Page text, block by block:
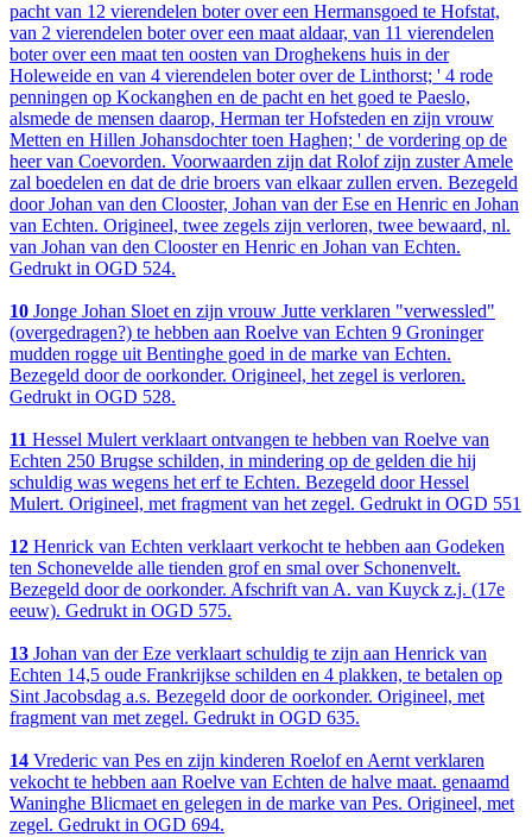
pacht van 12 vierendelen boter over een Hermansgoed te Hofstat,
van 2 vierendelen boter over een maat aldaar, van 11 vierendelen
boter over een maat ten oosten van Droghekens huis in der
Holeweide en van 4 vierendelen boter over de Linthorst; ' 4 rode
penningen op Kockanghen en de pacht en het goed te Paeslo,
alsmede de mensen daarop, Herman ter Hofsteden en zijn vrouw
Metten en Hillen Johansdochter toen Haghen; ' de vordering op de
heer van Coevorden. Voorwaarden zijn dat Rolof zijn zuster Amele
zal boedelen en dat de drie broers van elkaar zullen erven. Bezegeld
door Johan van den Clooster, Johan van der Ese en Henric en Johan
van Echten. Origineel, twee zegels zijn verloren, twee bewaard, nl.
van Johan van den Clooster en Henric en Johan van Echten.
Gedrukt in OGD 524.
10 Jonge Johan Sloet en zijn vrouw Jutte verklaren "verwessled"
(overgedragen?) te hebben aan Roelve van Echten 9 Groninger
mudden rogge uit Bentinghe goed in de marke van Echten.
Bezegeld door de oorkonder. Origineel, het zegel is verloren.
Gedrukt in OGD 528.
11 Hessel Mulert verklaart ontvangen te hebben van Roelve van
Echten 250 Brugse schilden, in mindering op de gelden die hij
schuldig was wegens het erf te Echten. Bezegeld door Hessel
Mulert. Origineel, met fragment van het zegel. Gedrukt in OGD 551
12 Henrick van Echten verklaart verkocht te hebben aan Godeken
ten Schonevelde alle tienden grof en smal over Schonenvelt.
Bezegeld door de oorkonder. Afschrift van A. van Kuyck z.j. (17e
eeuw). Gedrukt in OGD 575.
13 Johan van der Eze verklaart schuldig te zijn aan Henrick van
Echten 14,5 oude Frankrijkse schilden en 4 plakken, te betalen op
Sint Jacobsdag a.s. Bezegeld door de oorkonder. Origineel, met
fragment van met zegel. Gedrukt in OGD 635.
14 Vrederic van Pes en zijn kinderen Roelof en Aernt verklaren
vekocht te hebben aan Roelve van Echten de halve maat. genaamd
Waninghe Blicmaet en gelegen in de marke van Pes. Origineel, met
zegel. Gedrukt in OGD 694.